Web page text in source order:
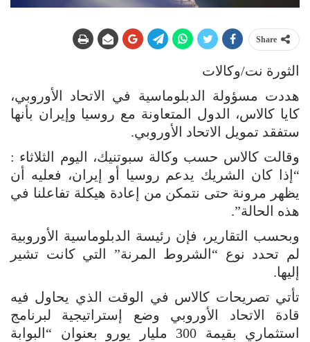
Share
الثورة نت/وكالات
هددت مسؤولة الدبلوماسية في الاتحاد الأوروبي،
كايا كالاس، الدول المتعاونة مع روسيا وإيران بأنها
ستفقد تمويل الاتحاد الأوروبي.
وقالت كالاس حسب وكالة سبوتنيك، اليوم الثلاثاء :
“إذا كان الشريك يدعم روسيا أو إيران، فعليه أن
يظهر مرونة حتى نتمكن من إعادة هيكلة تفاعلنا في
هذه الحالة”.
وبحسب التقارير، فإن رئيسة الدبلوماسية الأوروبية
لم تحدد نوع “الشروط المرنة” التي كانت تشير
إليها.
تأتي تصريحات كالاس في الوقت الذي يحاول فيه
قادة الاتحاد الأوروبي وضع إستراتيجية لبرنامج
استثماري بقيمة 300 مليار يورو بعنوان “البوابة